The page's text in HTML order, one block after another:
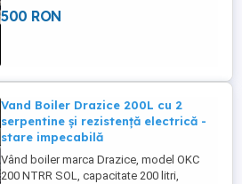
500 RON
Vand Boiler Drazice 200L cu 2
serpentine și rezistență electrică -
stare impecabilă
Vând boiler marca Drazice, model OKC
200 NTRR SOL, capacitate 200 litri,